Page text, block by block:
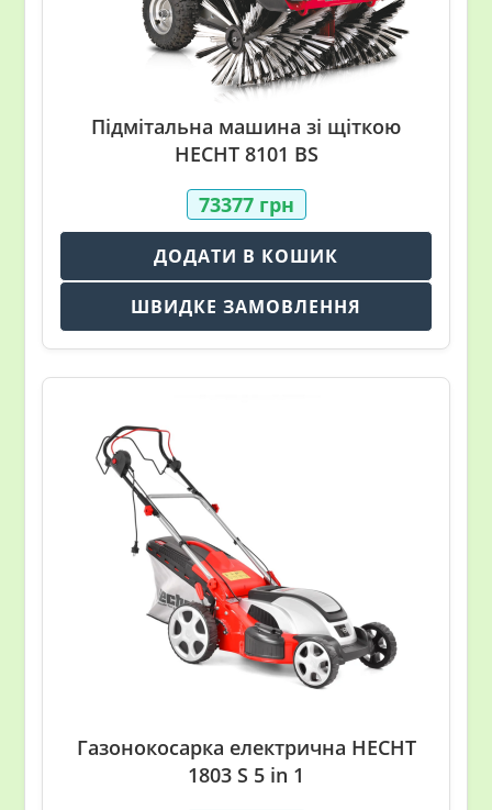
Підмітальна машина зі щіткою
HECHT 8101 BS
73377 грн
ДОДАТИ В КОШИК
ШВИДКЕ ЗАМОВЛЕННЯ
Газонокосарка електрична HECHT
1803 S 5 in 1